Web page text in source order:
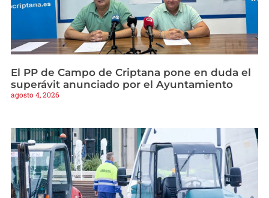
El PP de Campo de Criptana pone en duda el
superávit anunciado por el Ayuntamiento
agosto 4, 2026